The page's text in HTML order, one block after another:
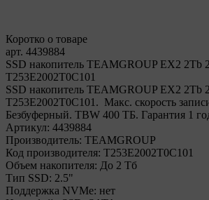
Коротко о товаре
арт. 4439884
SSD накопитель TEAMGROUP EX2 2Tb
T253E2002T0C101
SSD накопитель TEAMGROUP EX2 2Tb
T253E2002T0C101. Макс. скорость
Безбуферный. TBW 400 ТБ. Гарантия 1
Артикул: 4439884
Производитель: TEAMGROUP
Код производителя: T253E2002T0C101
Объем накопителя: До 2 Тб
Тип SSD: 2.5"
Поддержка NVMe: нет